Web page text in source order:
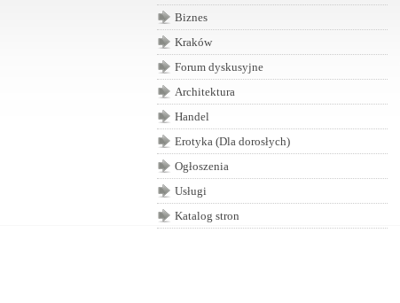
Biznes
Kraków
Forum dyskusyjne
Architektura
Handel
Erotyka (Dla dorosłych)
Ogłoszenia
Usługi
Katalog stron